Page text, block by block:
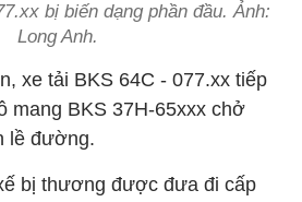
bị biến dạng phần đầu. Ảnh:
Long Anh.
xe tải BKS 64C - 077.xx tiếp
mang BKS 37H-65xxx chở
lề đường.
bị thương được đưa đi cấp